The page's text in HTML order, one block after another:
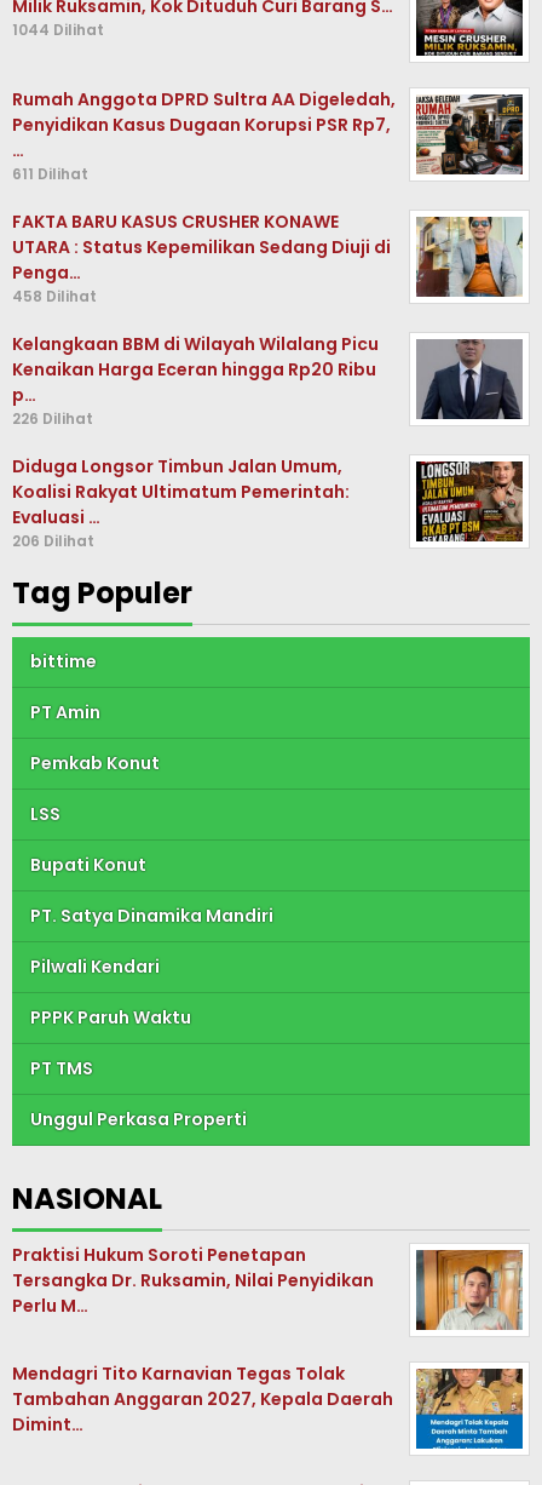
Milik Ruksamin, Kok Dituduh Curi Barang S…
1044 Dilihat
Rumah Anggota DPRD Sultra AA Digeledah,
Penyidikan Kasus Dugaan Korupsi PSR Rp7,
…
611 Dilihat
FAKTA BARU KASUS CRUSHER KONAWE
UTARA : Status Kepemilikan Sedang Diuji di
Penga…
458 Dilihat
Kelangkaan BBM di Wilayah Wilalang Picu
Kenaikan Harga Eceran hingga Rp20 Ribu
p…
226 Dilihat
Diduga Longsor Timbun Jalan Umum,
Koalisi Rakyat Ultimatum Pemerintah:
Evaluasi …
206 Dilihat
Tag Populer
bittime
PT Amin
Pemkab Konut
LSS
Bupati Konut
PT. Satya Dinamika Mandiri
Pilwali Kendari
PPPK Paruh Waktu
PT TMS
Unggul Perkasa Properti
NASIONAL
Praktisi Hukum Soroti Penetapan
Tersangka Dr. Ruksamin, Nilai Penyidikan
Perlu M…
Mendagri Tito Karnavian Tegas Tolak
Tambahan Anggaran 2027, Kepala Daerah
Dimint…